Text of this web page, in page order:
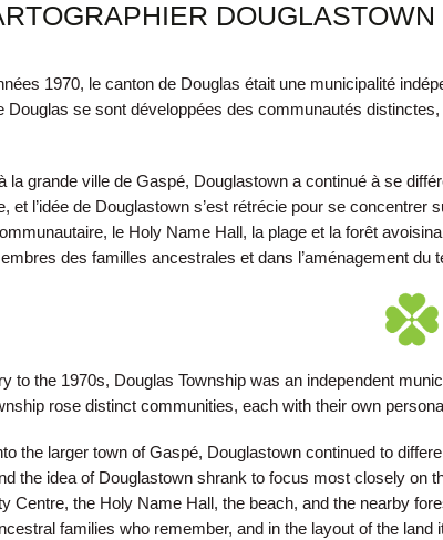
1970, le canton de Douglas était une municipalité
Douglas se sont développées des communautés
la grande ville de Gaspé, Douglastown a continué à se
et l’idée de Douglastown s’est rétrécie pour se
le Holy Name Hall, la plage et la forêt
des familles ancestrales et dans l’aménagement du
to the 1970s, Douglas Township was an independent
rose distinct communities, each with their own
the larger town of Gaspé, Douglastown continued to
the idea of Douglastown shrank to focus most closely on
Centre, the Holy Name Hall, the beach, and the nearby
families who remember, and in the layout of the land